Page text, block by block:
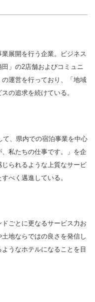
展開を行う企業。ビジネス
」の2店舗およびコミュニ
運営を行っており、「地域
の追求を続けている。
て、県内での宿泊事業を中心
私たちの仕事です。」を企
られるような上質なサービ
べく邁進している。
ごとに更なるサービス力お
地ならではの良さを発信し
うなホテルになることを目